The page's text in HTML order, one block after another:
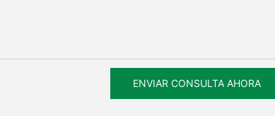
ENVIAR CONSULTA AHORA